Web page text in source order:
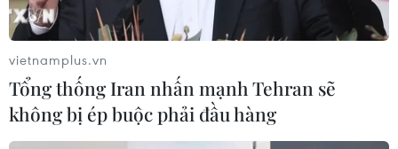
vietnamplus.vn
Tổng thống Iran nhấn mạnh Tehran sẽ
không bị ép buộc phải đầu hàng